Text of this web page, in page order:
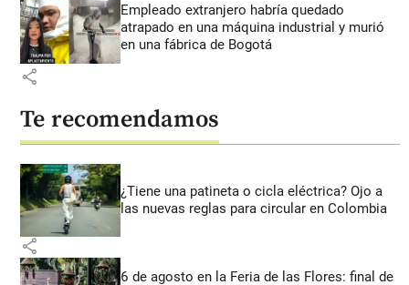
Empleado extranjero habría quedado
atrapado en una máquina industrial y murió
en una fábrica de Bogotá
share
Te recomendamos
¿Tiene una patineta o cicla eléctrica? Ojo a
las nuevas reglas para circular en Colombia
share
6 de agosto en la Feria de las Flores: final de